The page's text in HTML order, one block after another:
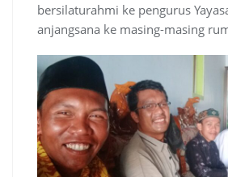
bersilaturahmi ke pengurus
anjangsana ke masing-masing